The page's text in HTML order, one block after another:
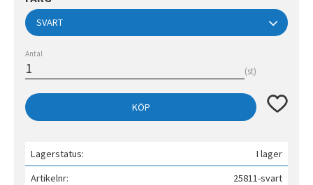
Antal
st
KÖP Lägg till
Lagerstatus
I lager
Artikelnr
25811-svart